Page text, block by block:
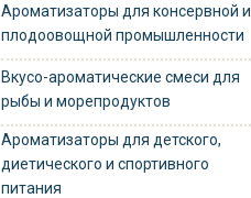
Ароматизаторы для консервной и
плодоовощной промышленности
Вкусо-ароматические смеси для
рыбы и морепродуктов
Ароматизаторы для детского,
диетического и спортивного
питания